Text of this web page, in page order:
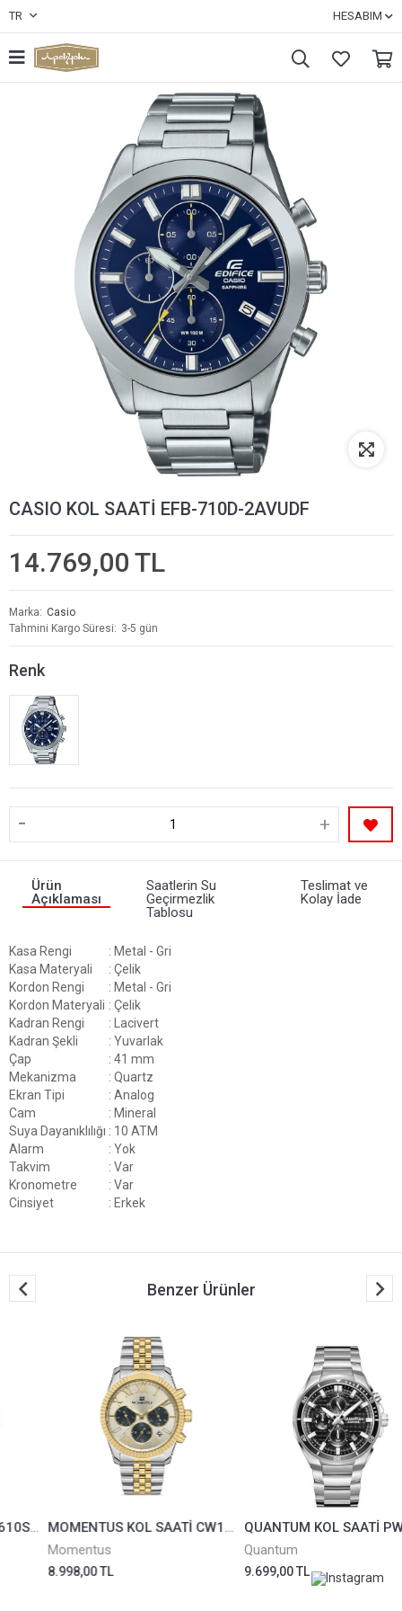
TR HESABIM
CASIO KOL SAATİ EFB-710D-2AVUDF
14.769,00 TL
Marka
Casio
Tahmini Kargo Süresi
3-5 gün
Renk
- +
Ürün
Açıklaması
Saatlerin Su
Geçirmezlik
Tablosu
Teslimat ve
Kolay İade
Kasa Rengi
: Metal - Gri
Kasa Materyali
: Çelik
Kordon Rengi
: Metal - Gri
Kordon Materyali : Çelik
Kadran Rengi
: Lacivert
Kadran Şekli
: Yuvarlak
Çap
: 41 mm
Mekanizma
: Quartz
Ekran Tipi
: Analog
Cam
: Mineral
Suya Dayanıklılığı : 10 ATM
Alarm
: Yok
Takvim
: Var
Kronometre
: Var
Cinsiyet
: Erkek
Benzer Ürünler
MOMENTUS KOL SAATİ CW128T-08SG
Momentus
8.998,00 TL
QUANTUM KOL SAATİ PWG1227.350
Quantum
9.699,00 TL